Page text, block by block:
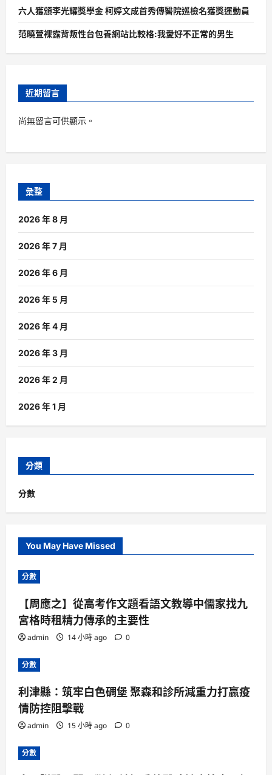
六人獲頒李光耀獎學金 柯婷文成首秀傳醫院巡檢名獲獎運動員
范曉萱裸露背叛性台包養網站比較格:我愛好不正常的男生
近期留言
尚無留言可供顯示。
彙整
2026 年 8 月
2026 年 7 月
2026 年 6 月
2026 年 5 月
2026 年 4 月
2026 年 3 月
2026 年 2 月
2026 年 1 月
分類
分數
You May Have Missed
分數
【周應之】從高考作文題看語文教導中儒家找九
宮格時租精力傳承的主要性
admin 14 小時 ago 0
分數
利津縣：筑牢白色碉堡 聚森和診所減重力打贏疫
情防控阻擊戰
admin 15 小時 ago 0
分數